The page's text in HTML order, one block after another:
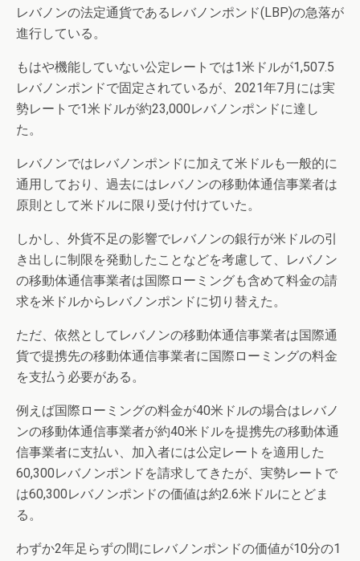
レバノンの法定通貨であるレバノンポンド(LBP)の急落が
進行している。
もはや機能していない公定レートでは1米ドルが1,507.5
レバノンポンドで固定されているが、2021年7月には実
勢レートで1米ドルが約23,000レバノンポンドに達し
た。
レバノンではレバノンポンドに加えて米ドルも一般的に
通用しており、過去にはレバノンの移動体通信事業者は
原則として米ドルに限り受け付けていた。
しかし、外貨不足の影響でレバノンの銀行が米ドルの引
き出しに制限を発動したことなどを考慮して、レバノン
の移動体通信事業者は国際ローミングも含めて料金の請
求を米ドルからレバノンポンドに切り替えた。
ただ、依然としてレバノンの移動体通信事業者は国際通
貨で提携先の移動体通信事業者に国際ローミングの料金
を支払う必要がある。
例えば国際ローミングの料金が40米ドルの場合はレバノ
ンの移動体通信事業者が約40米ドルを提携先の移動体通
信事業者に支払い、加入者には公定レートを適用した
60,300レバノンポンドを請求してきたが、実勢レートで
は60,300レバノンポンドの価値は約2.6米ドルにとどま
る。
わずか2年足らずの間にレバノンポンドの価値が10分の1